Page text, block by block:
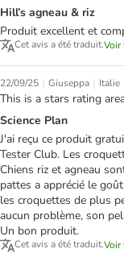
Hill’s agneau & riz
Produit excellent et
Cet avis a été traduit.Voir
22/09/25 | Giuseppa | Italie
This is a stars rating
Science Plan
J'ai reçu ce produit
Tester Club. Les
Chiens riz et agneau
pattes a apprécié le
les croquettes de plus
aucun problème, son
Un bon produit.
Cet avis a été traduit.Voir